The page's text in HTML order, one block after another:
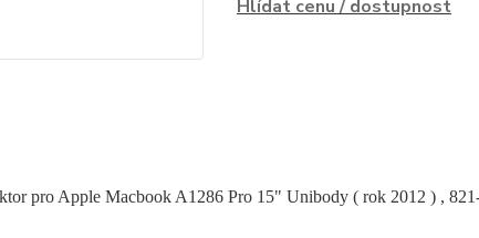
Hlídat cenu / dostupnost
pro Apple Macbook A1286 Pro 15" Unibody ( rok 2012 ) ,